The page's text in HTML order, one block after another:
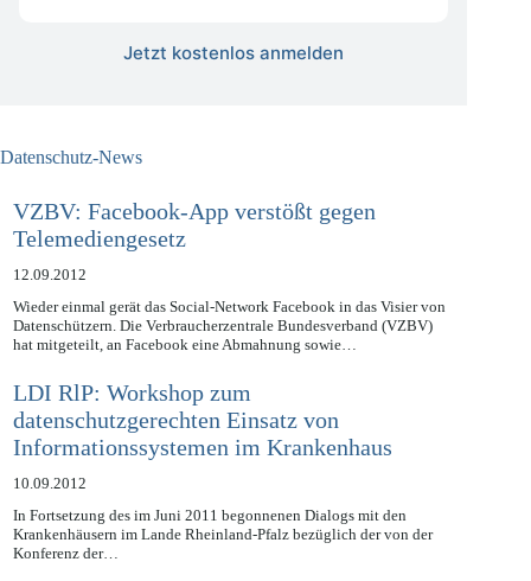
VZBV: Facebook-App verstößt gegen
Telemediengesetz
12.09.2012
Wieder einmal gerät das Social-Network Facebook in das Visier von
Datenschützern. Die Verbraucherzentrale Bundesverband (VZBV)
LDI RlP: Workshop zum
datenschutzgerechten Einsatz von
Informationssystemen im Krankenhaus
10.09.2012
In Fortsetzung des im Juni 2011 begonnenen Dialogs mit den
Krankenhäusern im Lande Rheinland-Pfalz bezüglich der von der